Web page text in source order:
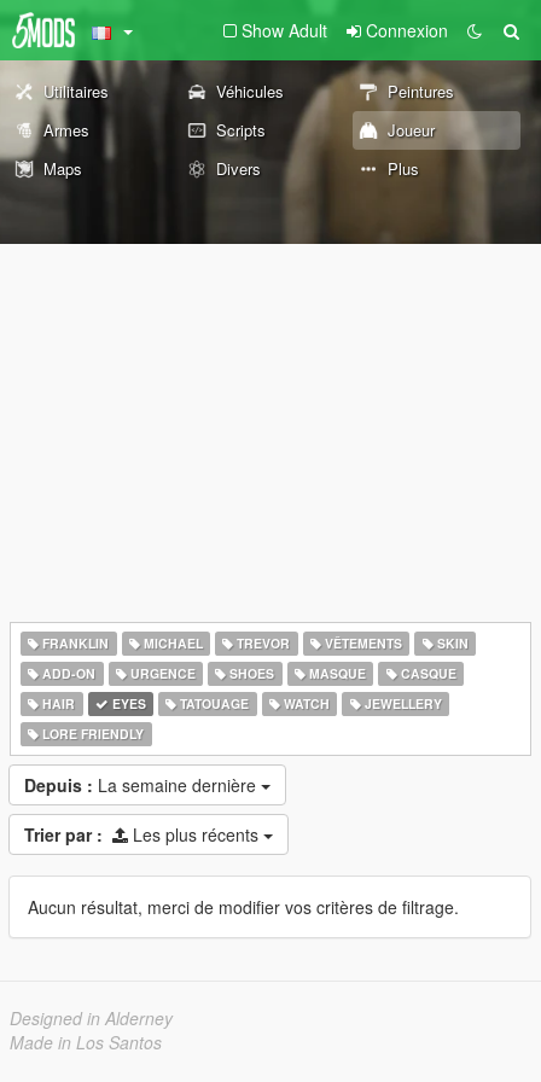
Show Adult Connexion
Utilitaires Véhicules
Peintures
Armes
Scripts
Joueur
Maps
Divers Plus
FRANKLIN MICHAEL TREVOR VÊTEMENTS
SKIN
ADD-ON
URGENCE SHOES MASQUE
CASQUE
HAIR
EYES TATOUAGE WATCH
JEWELLERY
LORE FRIENDLY
Depuis : La semaine dernière
Trier par : Les plus récents
Aucun résultat, merci de modifier vos critères de filtrage.
Designed in Alderney
Made in Los Santos